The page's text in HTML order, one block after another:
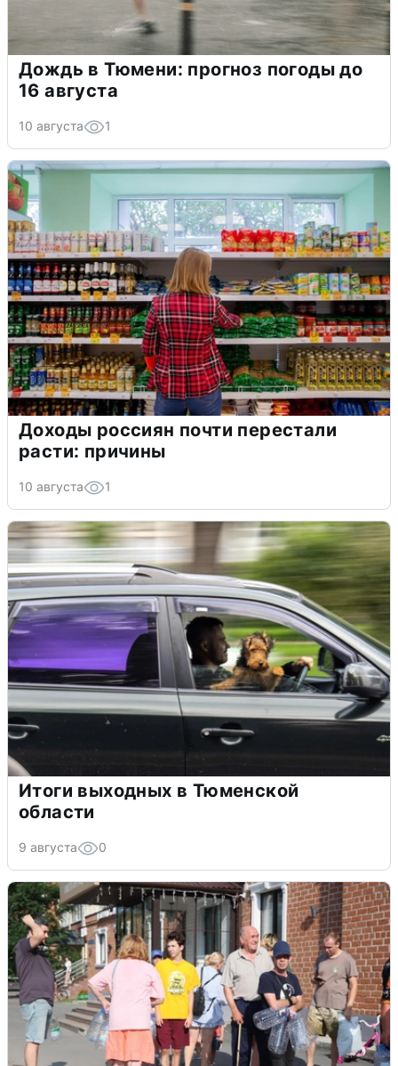
Дождь в Тюмени: прогноз погоды до
16 августа
10 августа 1
Доходы россиян почти перестали
расти: причины
10 августа 1
Итоги выходных в Тюменской
области
9 августа 0